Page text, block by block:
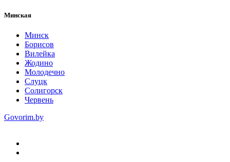
Минская
Минск
Борисов
Вилейка
Жодино
Молодечно
Слуцк
Солигорск
Червень
Govorim.by